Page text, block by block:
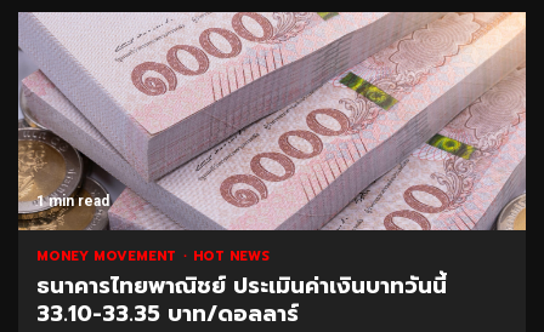
1 min read
MONEY MOVEMENT HOT NEWS
ธนาคารไทยพาณิชย์ ประเมินค่าเงินบาทวันนี้
33.10-33.35 บาท/ดอลลาร์